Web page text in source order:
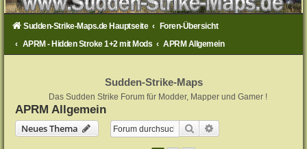
Sudden-Strike-Maps.de Hauptseite
Foren-Übersicht
APRM - Hidden Stroke 1+2 mit Mods
APRM Allgemein
Sudden-Strike-Maps
Das Sudden Strike Forum für Modder, Mapper und Gamer !
APRM Allgemein
Neues Thema
Suche